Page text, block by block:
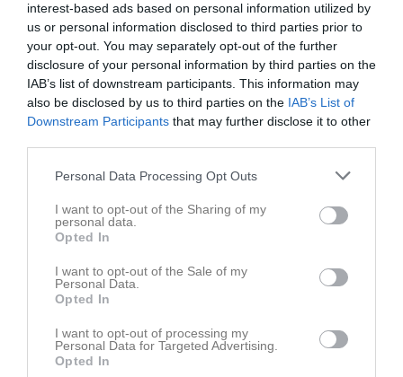
interest-based ads based on personal information utilized by
us or personal information disclosed to third parties prior to
your opt-out. You may separately opt-out of the further
disclosure of your personal information by third parties on the
IAB’s list of downstream participants. This information may
also be disclosed by us to third parties on the IAB’s List of
Downstream Participants that may further disclose it to other
Personal Data Processing Opt Outs
I want to opt-out of the Sharing of my
personal data.
Opted In
I want to opt-out of the Sale of my
Personal Data.
Opted In
I want to opt-out of processing my
Personal Data for Targeted Advertising.
Opted In
Målvakter:
1 Magnus Wilsson
Utespelare:
22 Nicklas Blomqvist